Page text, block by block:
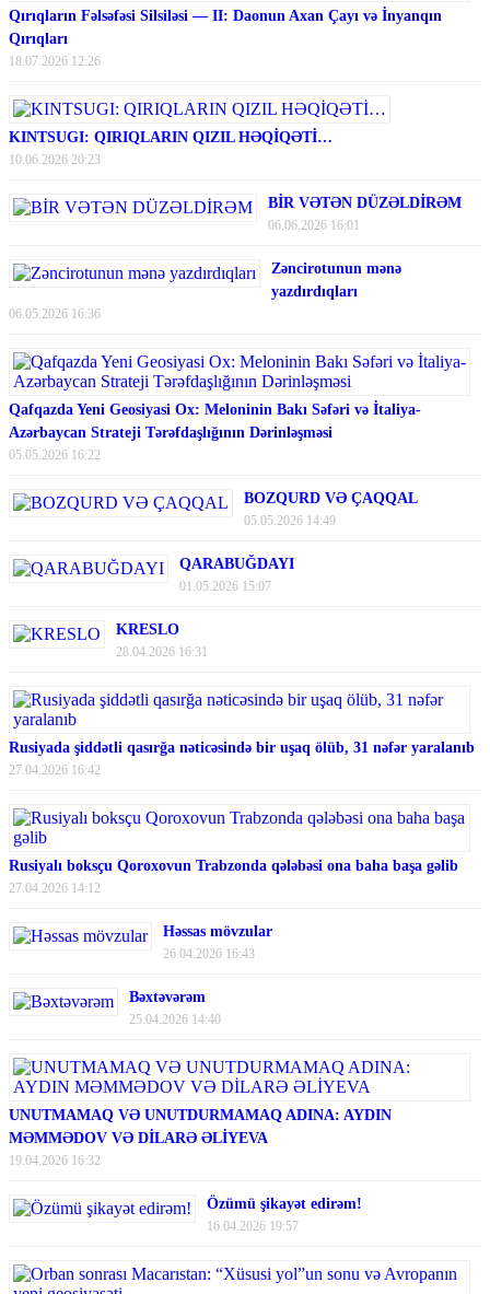
Qırıqların Fəlsəfəsi Silsiləsi — II: Daonun Axan Çayı və İnyanqın
Qırıqları
18.07.2026 12:26
KINTSUGI: QIRIQLARIN QIZIL HƏQİQƏTİ…
10.06.2026 20:23
BİR VƏTƏN DÜZƏLDİRƏM
06.06.2026 16:01
Zəncirotunun mənə
yazdırdıqları
06.05.2026 16:36
Qafqazda Yeni Geosiyasi Ox: Meloninin Bakı Səfəri və İtaliya-
Azərbaycan Strateji Tərəfdaşlığının Dərinləşməsi
05.05.2026 16:22
BOZQURD VƏ ÇAQQAL
05.05.2026 14:49
QARABUĞDAYI
01.05.2026 15:07
KRESLO
28.04.2026 16:31
Rusiyada şiddətli qasırğa nəticəsində bir uşaq ölüb, 31 nəfər yaralanıb
27.04.2026 16:42
Rusiyalı boksçu Qoroxovun Trabzonda qələbəsi ona baha başa gəlib
27.04.2026 14:12
Həssas mövzular
26.04.2026 16:43
Bəxtəvərəm
25.04.2026 14:40
UNUTMAMAQ VƏ UNUTDURMAMAQ ADINA: AYDIN
MƏMMƏDOV VƏ DİLARƏ ƏLİYEVA
19.04.2026 16:32
Özümü şikayət edirəm!
16.04.2026 19:57